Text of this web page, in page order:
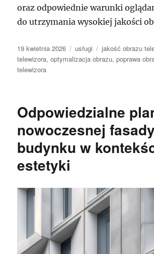
oraz odpowiednie warunki
do utrzymania wysokiej jakości
Data
publikacji
19 kwietnia 2026 Kategorie
usługi Tagi
jakość obrazu
telewizora,optymalizacja obrazu,poprawa
telewizora
Odpowiedzialne
nowoczesnej fasady
budynku w
estetyki